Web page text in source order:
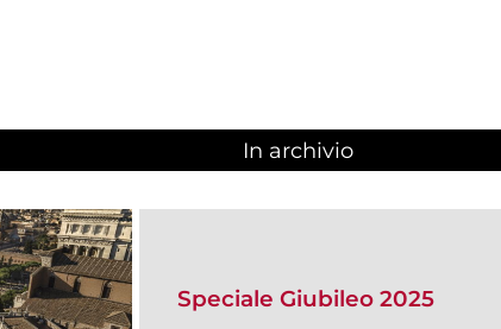
In archivio
Speciale Giubileo 2025